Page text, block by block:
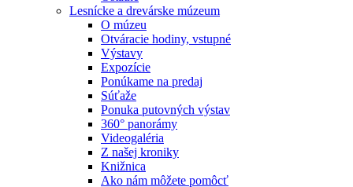
Lesnícke a drevárske múzeum
O múzeu
Otváracie hodiny, vstupné
Výstavy
Expozície
Ponúkame na predaj
Súťaže
Ponuka putovných výstav
360° panorámy
Videogaléria
Z našej kroniky
Knižnica
Ako nám môžete pomôcť